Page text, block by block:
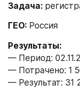
Задача:
ГЕО: Россия
— Период:
— Потрачено: 1
— Результат: 31